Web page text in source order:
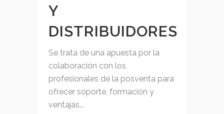
Y
DISTRIBUIDORES
Se trata de una apuesta por la
colaboración con los
profesionales de la posventa para
ofrecer soporte, formación y
ventajas...